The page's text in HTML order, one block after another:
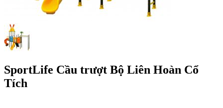
SportLife Cầu trượt Bộ Liên Hoàn Cổ
Tích